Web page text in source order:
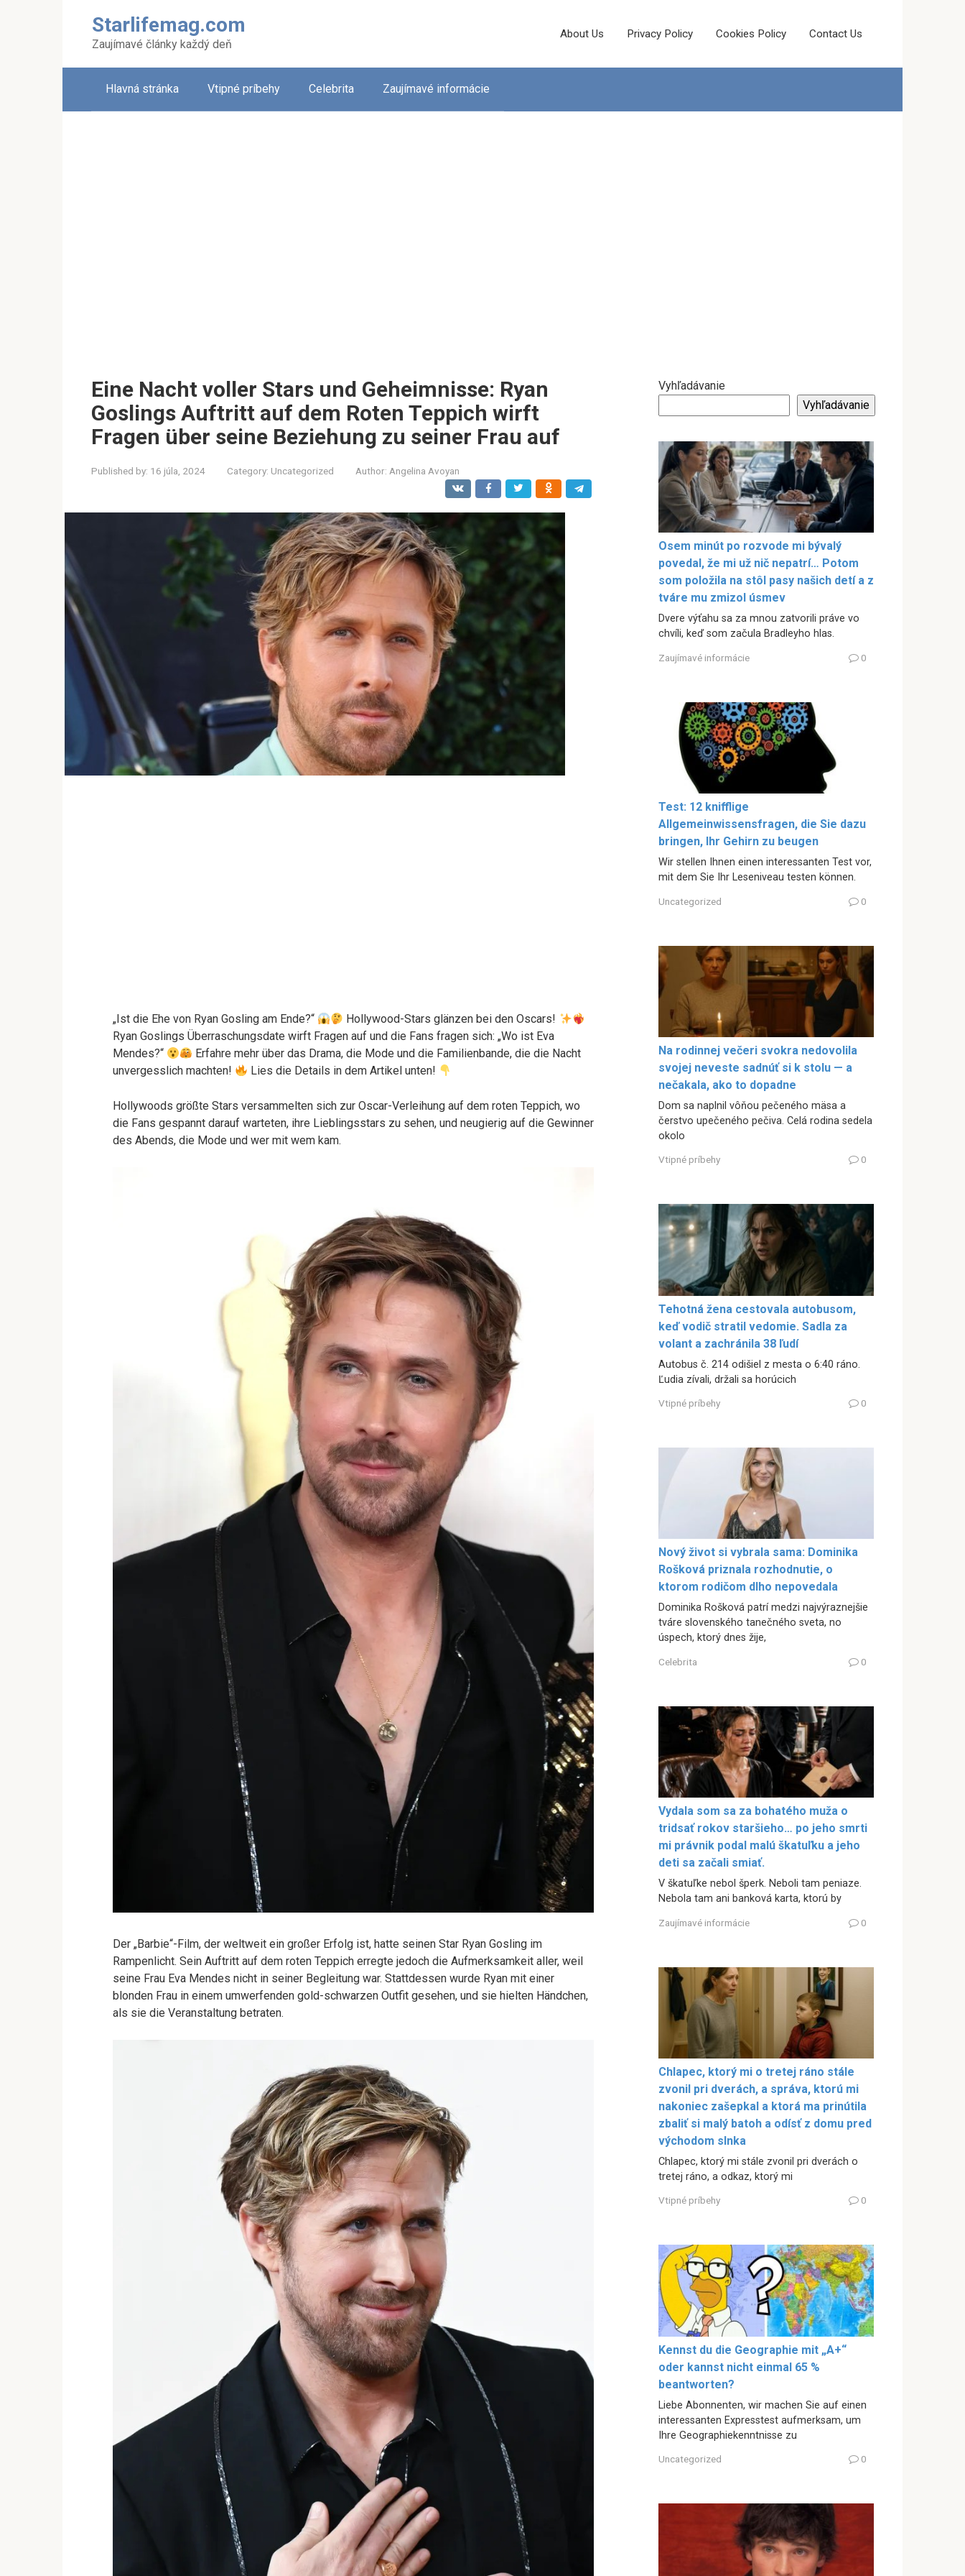
Starlifemag.com
Zaujímavé články každý deň
About Us Privacy Policy Cookies Policy Contact Us
Hlavná stránka Vtipné príbehy Celebrita Zaujímavé informácie
Eine Nacht voller Stars und Geheimnisse: Ryan
Goslings Auftritt auf dem Roten Teppich wirft
Fragen über seine Beziehung zu seiner Frau auf
Published by: 16 júla, 2024 Category: Uncategorized Author: Angelina Avoyan
„Ist die Ehe von Ryan Gosling am Ende?“
Hollywood-Stars glänzen bei den Oscars!
Ryan Goslings Überraschungsdate wirft Fragen auf und die Fans fragen sich: „Wo ist Eva
Mendes?“
Erfahre mehr über das Drama, die Mode und die Familienbande, die die Nacht
unvergesslich machten!
Lies die Details in dem Artikel unten!
Hollywoods größte Stars versammelten sich zur Oscar-Verleihung auf dem roten Teppich, wo
die Fans gespannt darauf warteten, ihre Lieblingsstars zu sehen, und neugierig auf die Gewinner
des Abends, die Mode und wer mit wem kam.
Der „Barbie“-Film, der weltweit ein großer Erfolg ist, hatte seinen Star Ryan Gosling im
Rampenlicht. Sein Auftritt auf dem roten Teppich erregte jedoch die Aufmerksamkeit aller, weil
seine Frau Eva Mendes nicht in seiner Begleitung war. Stattdessen wurde Ryan mit einer
blonden Frau in einem umwerfenden gold-schwarzen Outfit gesehen, und sie hielten Händchen,
als sie die Veranstaltung betraten.
Vyhľadávanie
Vyhľadávanie
Osem minút po rozvode mi bývalý
povedal, že mi už nič nepatrí… Potom
som položila na stôl pasy našich detí a z
tváre mu zmizol úsmev
Dvere výťahu sa za mnou zatvorili práve vo
chvíli, keď som začula Bradleyho hlas.
Zaujímavé informácie 0
Test: 12 knifflige
Allgemeinwissensfragen, die Sie dazu
bringen, Ihr Gehirn zu beugen
Wir stellen Ihnen einen interessanten Test vor,
mit dem Sie Ihr Leseniveau testen können.
Uncategorized 0
Na rodinnej večeri svokra nedovolila
svojej neveste sadnúť si k stolu — a
nečakala, ako to dopadne
Dom sa naplnil vôňou pečeného mäsa a
čerstvo upečeného pečiva. Celá rodina sedela
okolo
Vtipné príbehy 0
Tehotná žena cestovala autobusom,
keď vodič stratil vedomie. Sadla za
volant a zachránila 38 ľudí
Autobus č. 214 odišiel z mesta o 6:40 ráno.
Ľudia zívali, držali sa horúcich
Vtipné príbehy 0
Nový život si vybrala sama: Dominika
Rošková priznala rozhodnutie, o
ktorom rodičom dlho nepovedala
Dominika Rošková patrí medzi najvýraznejšie
tváre slovenského tanečného sveta, no
úspech, ktorý dnes žije,
Celebrita 0
Vydala som sa za bohatého muža o
tridsať rokov staršieho… po jeho smrti
mi právnik podal malú škatuľku a jeho
deti sa začali smiať.
V škatuľke nebol šperk. Neboli tam peniaze.
Nebola tam ani banková karta, ktorú by
Zaujímavé informácie 0
Chlapec, ktorý mi o tretej ráno stále
zvonil pri dverách, a správa, ktorú mi
nakoniec zašepkal a ktorá ma prinútila
zbaliť si malý batoh a odísť z domu pred
východom slnka
Chlapec, ktorý mi stále zvonil pri dverách o
tretej ráno, a odkaz, ktorý mi
Vtipné príbehy 0
Kennst du die Geographie mit „A+“
oder kannst nicht einmal 65 %
beantworten?
Liebe Abonnenten, wir machen Sie auf einen
interessanten Expresstest aufmerksam, um
Ihre Geographiekenntnisse zu
Uncategorized 0